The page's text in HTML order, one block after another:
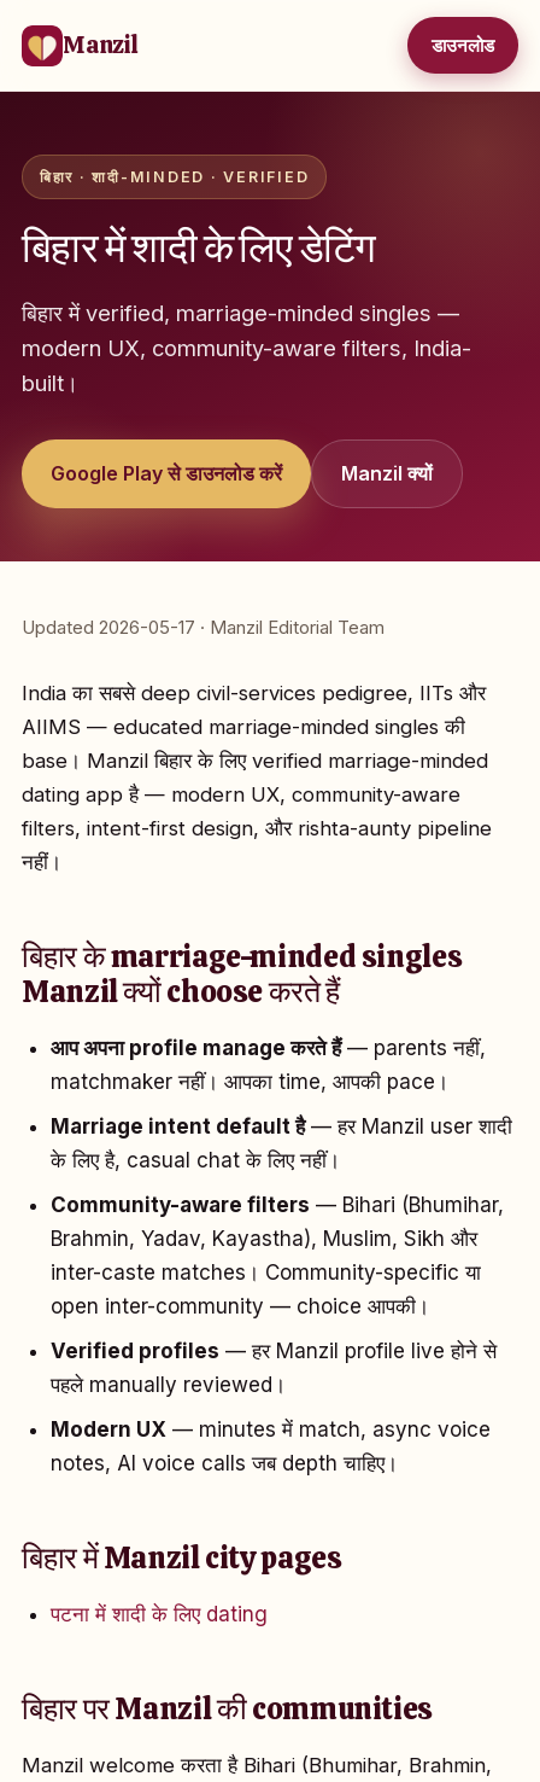
Manzil डाउनलोड
बिहार · शादी-MINDED · VERIFIED
बिहार में शादी के लिए डेटिंग
बिहार में verified, marriage-minded singles —
modern UX, community-aware filters, India-
built।
Google Play से डाउनलोड करें Manzil क्यों
Updated 2026-05-17 · Manzil Editorial Team
India का सबसे deep civil-services pedigree, IITs और
AIIMS — educated marriage-minded singles की
base। Manzil बिहार के लिए verified marriage-minded
dating app है — modern UX, community-aware
filters, intent-first design, और rishta-aunty pipeline
नहीं।
बिहार के marriage-minded singles
Manzil क्यों choose करते हैं
आप अपना profile manage करते हैं— parents नहीं,
matchmaker नहीं। आपका time, आपकी pace।
Marriage intent default है— हर Manzil user शादी
के लिए है, casual chat के लिए नहीं।
Community-aware filters — Bihari (Bhumihar,
Brahmin, Yadav, Kayastha), Muslim, Sikh और
inter-caste matches। Community-specific या
open inter-community — choice आपकी।
Verified profiles — हर Manzil profile live होने से
पहले manually reviewed।
Modern UX — minutes में match, async voice
notes, AI voice calls जब depth चाहिए।
बिहार में Manzil city pages
पटना में शादी के लिए dating
बिहार पर Manzil की communities
Manzil welcome करता है Bihari (Bhumihar, Brahmin,